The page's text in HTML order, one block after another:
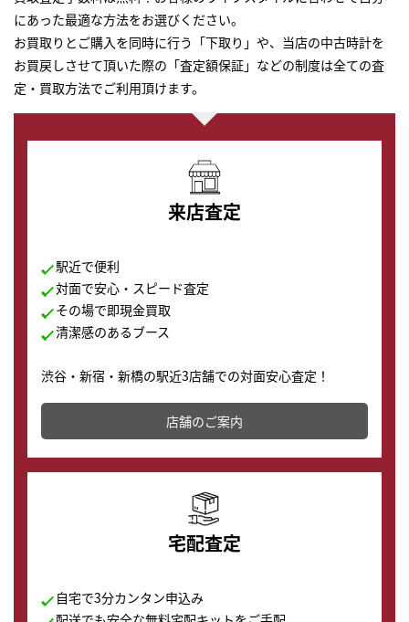
にあった最適な方法をお選びください。
お買取りとご購入を同時に行う「下取り」や、当店の中古時計を
お買戻しさせて頂いた際の「査定額保証」などの制度は全ての査
定・買取方法でご利用頂けます。
来店査定
駅近で便利
対面で安心・スピード査定
その場で即現金買取
清潔感のあるブース
渋谷・新宿・新橋の駅近3店舗での対面安心査定！
その場で現金買取致します。渋谷本店では、時計販売の
店舗を併設しており、下取りに出してお得に新しい時計
の購入もできます♪
店舗のご案内
宅配査定
自宅で3分カンタン申込み